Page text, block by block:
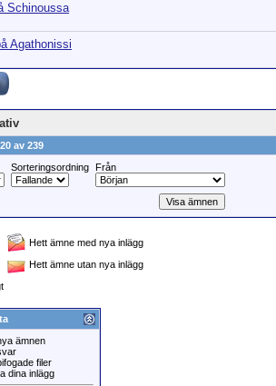
Schinoussa
Agathonissi
av 239
Sorteringsordning Från
Hett ämne med nya inlägg
Hett ämne utan nya inlägg
ämnen
filer
dina inlägg